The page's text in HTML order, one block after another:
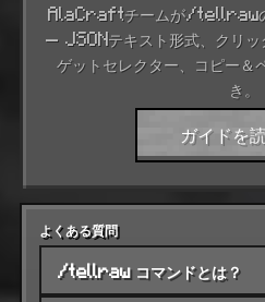
AlaCraftチームが/tellrawの
— JSONテキスト形式、クリッ
ゲットセレクター、コピー
き。
ガイドを
よくある質問
/tellraw コマンドとは？